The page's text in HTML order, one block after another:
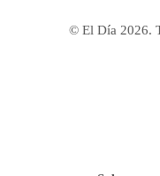
© El Día 2026.